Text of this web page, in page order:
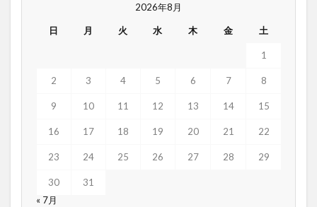
2026年8月
日 月 火 水 木 金 土
1
2 3 4 5 6 7 8
9 10 11 12 13 14 15
16 17 18 19 20 21 22
23 24 25 26 27 28 29
30
31
« 7月